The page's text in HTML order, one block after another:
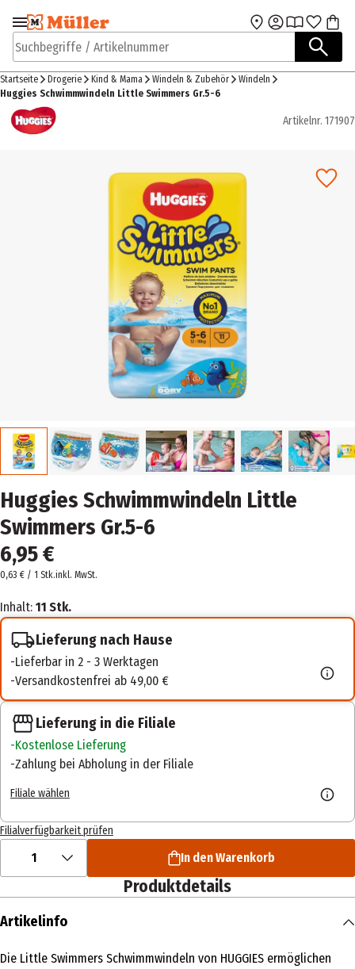
Zur Navigation
springen
Zum Hauptinhalt
Suchbegriffe / Artikelnummer
Startseite Drogerie Kind & Mama Windeln & Zubehör
Windeln
Huggies Schwimmwindeln Little Swimmers Gr.5-6
Artikelnr. 171907
Huggies Schwimmwindeln Little
Swimmers Gr.5-6
6,95 €
0,63 € / 1 Stk.inkl. MwSt.
Inhalt: 11 Stk.
Lieferung nach Hause
Lieferbar in 2 - 3 Werktagen
Versandkostenfrei ab 49,00 €
Lieferung in die Filiale
Kostenlose Lieferung
Zahlung bei Abholung in der Filiale
Filiale wählen
Filialverfügbarkeit prüfen
1 In den Warenkorb
Produktdetails
Artikelinfo
Die Little Swimmers Schwimmwindeln von HUGGIES ermöglichen